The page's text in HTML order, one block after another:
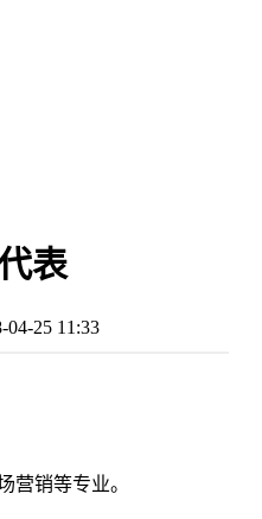
表
04-25 11:33
营销等专业。